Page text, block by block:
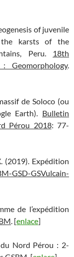
of juvenile
the karsts of the
Peru. 18th
Geomorphology.
de Soloco (ou
Earth). Bulletin
Pérou 2018: 77-
(2019). Expédition
GSD-GSVulcain-
de l’expédition
. [enlace]
Nord Pérou : 2-